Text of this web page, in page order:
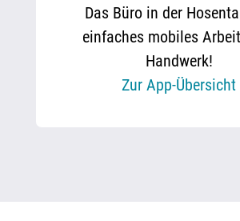
Das Büro in der
einfaches mobiles
Handwerk!
Zur App-Übersicht